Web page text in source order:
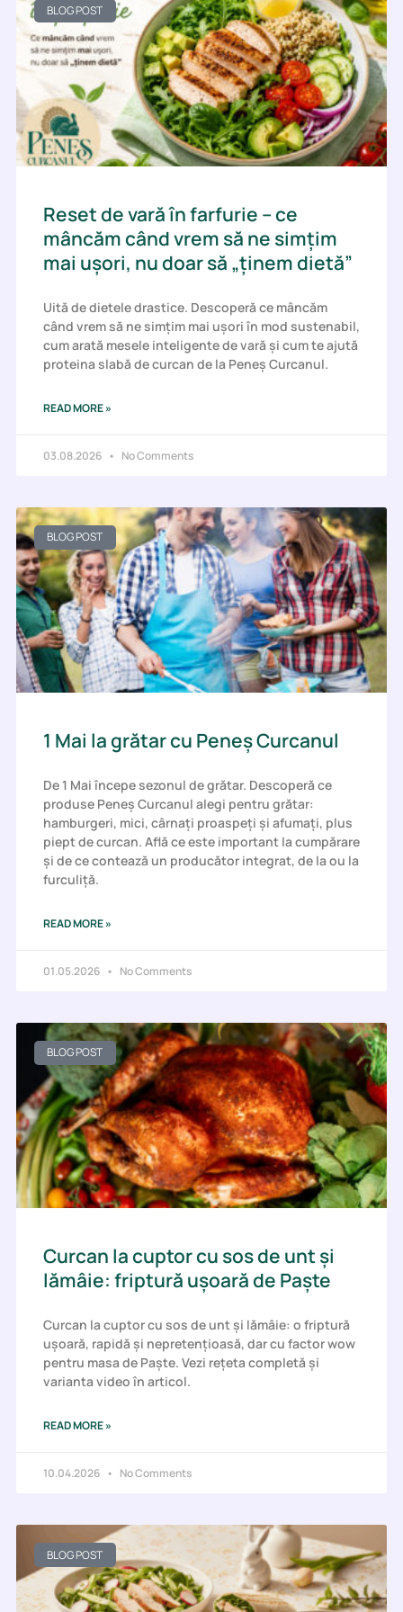
BLOG POST
Reset de vară în farfurie – ce
mâncăm când vrem să ne simțim
mai ușori, nu doar să „ținem dietă”
Uită de dietele drastice. Descoperă ce mâncăm
când vrem să ne simțim mai ușori în mod sustenabil,
cum arată mesele inteligente de vară și cum te ajută
proteina slabă de curcan de la Peneș Curcanul.
READ MORE »
03.08.2026 No Comments
BLOG POST
1 Mai la grătar cu Peneș Curcanul
De 1 Mai începe sezonul de grătar. Descoperă ce
produse Peneș Curcanul alegi pentru grătar:
hamburgeri, mici, cârnați proaspeți și afumați, plus
piept de curcan. Află ce este important la cumpărare
și de ce contează un producător integrat, de la ou la
furculiță.
READ MORE »
01.05.2026 No Comments
BLOG POST
Curcan la cuptor cu sos de unt și
lămâie: friptură ușoară de Paște
Curcan la cuptor cu sos de unt și lămâie: o friptură
ușoară, rapidă și nepretențioasă, dar cu factor wow
pentru masa de Paște. Vezi rețeta completă și
varianta video în articol.
READ MORE »
10.04.2026 No Comments
BLOG POST